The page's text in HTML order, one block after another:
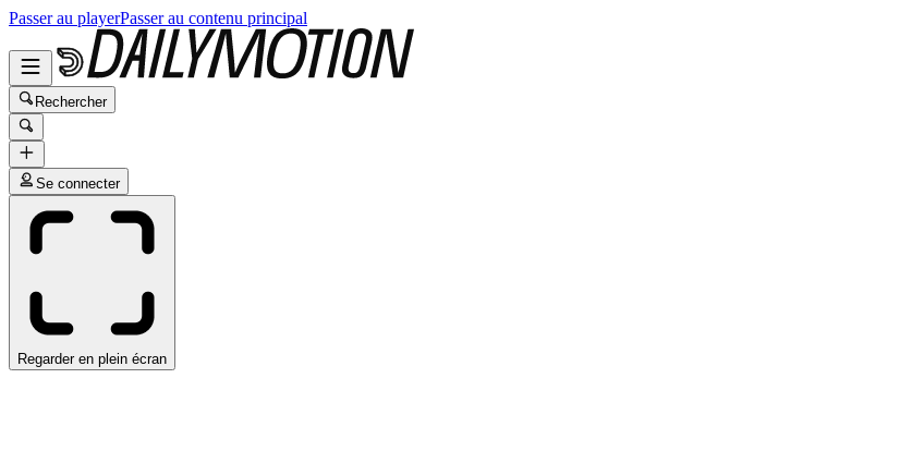
Passer au playerPasser au contenu principal
Rechercher
Se connecter
Regarder en plein écran